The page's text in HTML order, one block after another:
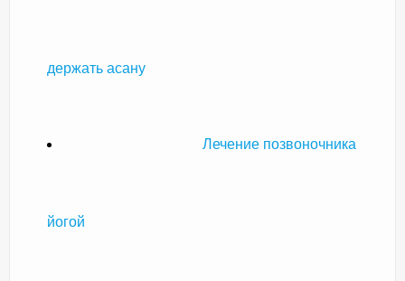
держать асану
Лечение позвоночника
йогой